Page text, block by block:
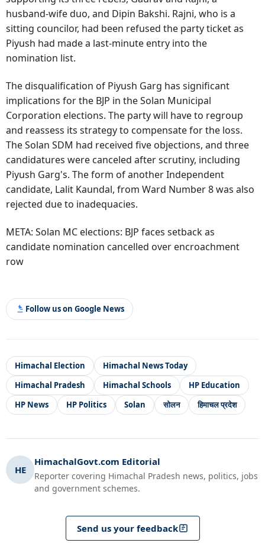
husband-wife duo, and Dipin Bakshi. Rajni, who is a
sitting councilor, had been refused the party ticket as
Piyush had made a last-minute entry into the
nomination list.
The disqualification of Piyush Garg has significant
implications for the BJP in the Solan Municipal
Corporation elections. The party will have to regroup
and reassess its strategy to compensate for the loss.
The Solan SDM had received five objections, and three
candidatures were canceled after scrutiny, including
Piyush Garg's. The form of another Independent
candidate, Lalit Kaundal, from Ward Number 8 was also
rejected due to inadequacies.
META: Solan MC elections: BJP faces setback as
candidate nomination cancelled over encroachment
row
Follow us on Google News
Himachal Election
Himachal News Today
Himachal Pradesh
Himachal Schools
HP Education
HP News
HP Politics Solan सोलन हिमाचल प्रदेश
HE
HimachalGovt.com Editorial
Reporter covering Himachal Pradesh news, politics, jobs
and government schemes.
Send us your feedback